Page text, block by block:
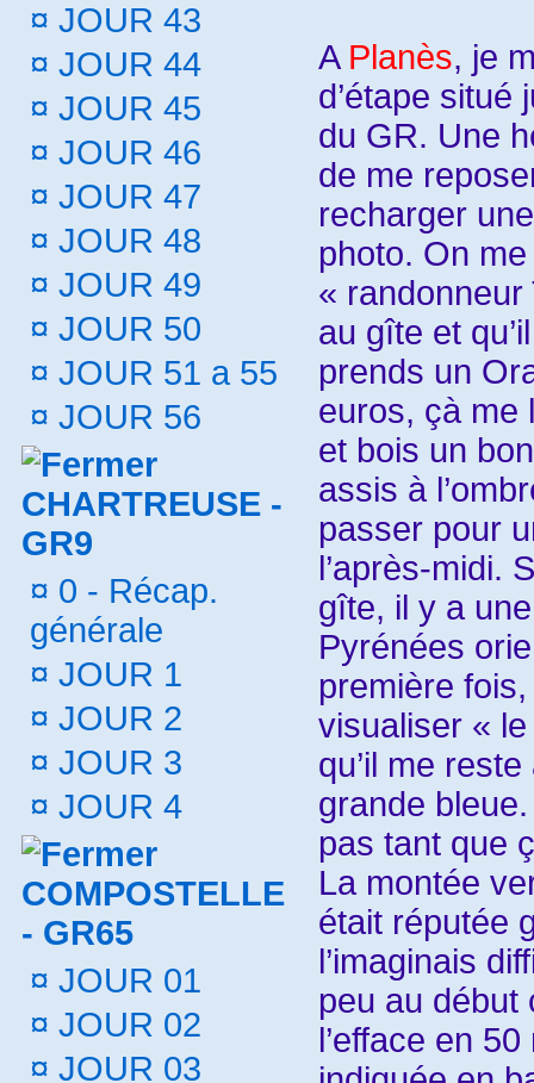
¤ JOUR 43
¤ JOUR 44
¤ JOUR 45
¤ JOUR 46
¤ JOUR 47
¤ JOUR 48
¤ JOUR 49
¤ JOUR 50
¤ JOUR 51 a 55
¤ JOUR 56
CHARTREUSE -
GR9
¤ 0 - Récap.
générale
¤ JOUR 1
¤ JOUR 2
¤ JOUR 3
¤ JOUR 4
COMPOSTELLE
- GR65
¤ JOUR 01
¤ JOUR 02
¤ JOUR 03
A Planès, je
d’étape situé
du GR. Une
de me
recharger
photo. On
«
au gîte et
prends un
euros, çà me
et bois un
assis à
passer pour
l’après-midi.
gîte, il y a
Pyrénées
première
visualiser «
qu’il me
grande
pas tant que
La montée
était réputée
l’imaginais
peu au début
l’efface en